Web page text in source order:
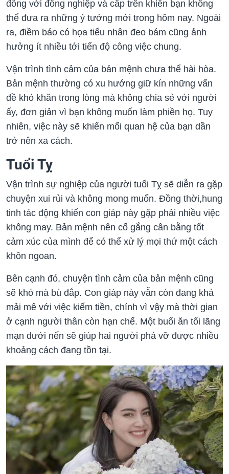
đồng với đồng nghiệp và cấp trên khiến bạn không
thể đưa ra những ý tưởng mới trong hôm nay. Ngoài
ra, điềm báo có họa tiểu nhân đeo bám cũng ảnh
hưởng ít nhiều tới tiến độ công việc chung.
Vận trình tình cảm của bản mệnh chưa thể hài hòa.
Bản mệnh thường có xu hướng giữ kín những vấn
đề khó khăn trong lòng mà không chia sẻ với người
ấy, đơn giản vì bạn không muốn làm phiền họ. Tuy
nhiên, việc này sẽ khiến mối quan hệ của bạn dần
trở nên xa cách.
Tuổi Tỵ
Vận trình sự nghiệp của người tuổi Tỵ sẽ diễn ra gặp
chuyện xui rủi và không mong muốn. Đồng thời,hung
tinh tác động khiến con giáp này gặp phải nhiều việc
không may. Bản mệnh nên cố gắng cân bằng tốt
cảm xúc của mình để có thể xử lý mọi thứ một cách
khôn ngoan.
Bên cạnh đó, chuyện tình cảm của bản mệnh cũng
sẽ khó mà bù đắp. Con giáp này vẫn còn đang khá
mải mê với việc kiếm tiền, chính vì vậy mà thời gian
ở cạnh người thân còn hạn chế. Một buổi ăn tối lãng
mạn dưới nến sẽ giúp hai người phá vỡ được nhiều
khoảng cách đang tồn tại.